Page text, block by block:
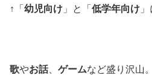
↑「 幼児向け 」と「 低学年向け
歌やお話、 ゲームなど盛り沢山。